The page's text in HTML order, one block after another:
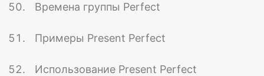
Времена группы Perfect
Примеры Present Perfect
Использование Present Perfect